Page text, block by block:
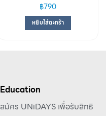
฿790
หยิบใส่ตะกร้า
Education
สมัคร UNiDAYS เพื่อรับสิทธิ